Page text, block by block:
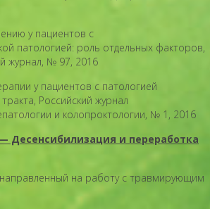
у пациентов с
патологией: роль отдельных факторов,
журнал, № 97, 2016
у пациентов с патологией
Российский журнал
и колопроктологии, № 1, 2016
Десенсибилизация и переработка
на работу с травмирующим